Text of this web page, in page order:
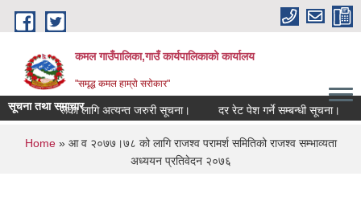
Skip to main content
कमल गाउँपालिका,गाउँ कार्यपालिकाको कार्यालय
"समृद्ध कमल हाम्रो सरोकार"
सूचना तथा समाचार
सम्बन्धी कृषकहरूका लागि अत्यन्त जरुरी सूचना। दर रेट पेश गर्ने सम्बन्धी सूचना।
You are here
Home» आ व २०७७।७८ को लागि राजश्व परामर्श समितिको राजश्व सम्भाव्यता
अध्ययन प्रतिवेदन २०७६